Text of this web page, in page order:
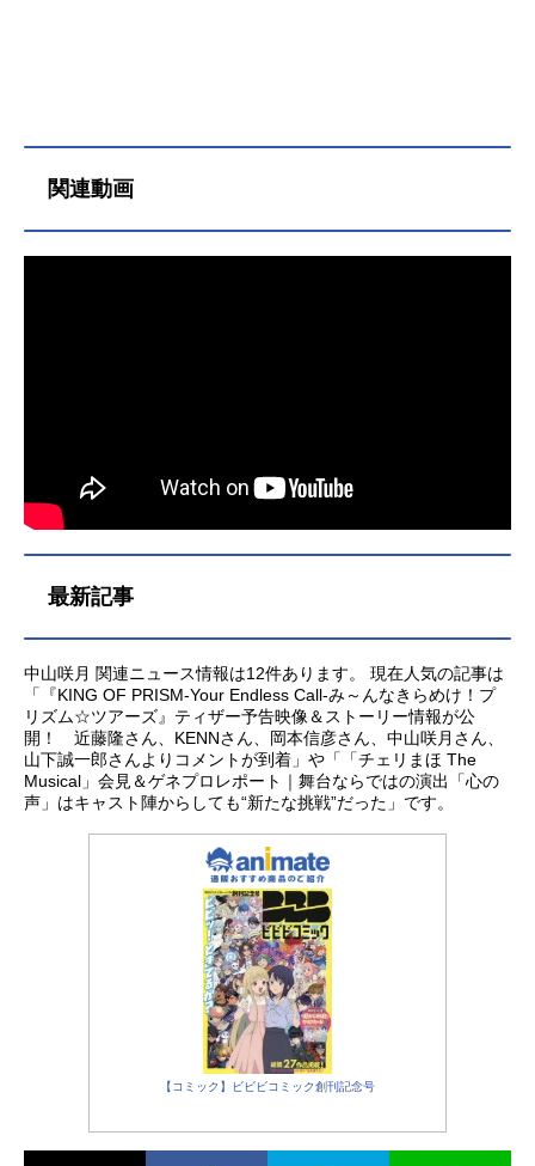
を楽しむ一同。しかし突如プリズム
しまう。そこにはシンたちとは異な
る世界から迷い込んだ、様々な“プリ
る。果たしてシン達は無事元の世界
関連動画
最新記事
中山咲月 関連ニュース情報は12件あります。 現在人気の記事は
「『KING OF PRISM-Your Endless Call-み～んなきらめけ！プ
リズム☆ツアーズ』ティザー予告映像＆ストーリー情報が公
開！ 近藤隆さん、KENNさん、岡本信彦さん、中山咲月さん、
山下誠一郎さんよりコメントが到着」や「「チェリまほ The
Musical」会見＆ゲネプロレポート｜舞台ならではの演出「心の
声」はキャスト陣からしても“新たな挑戦”だった」です。
【コミック】ビビビコミック創刊記念号